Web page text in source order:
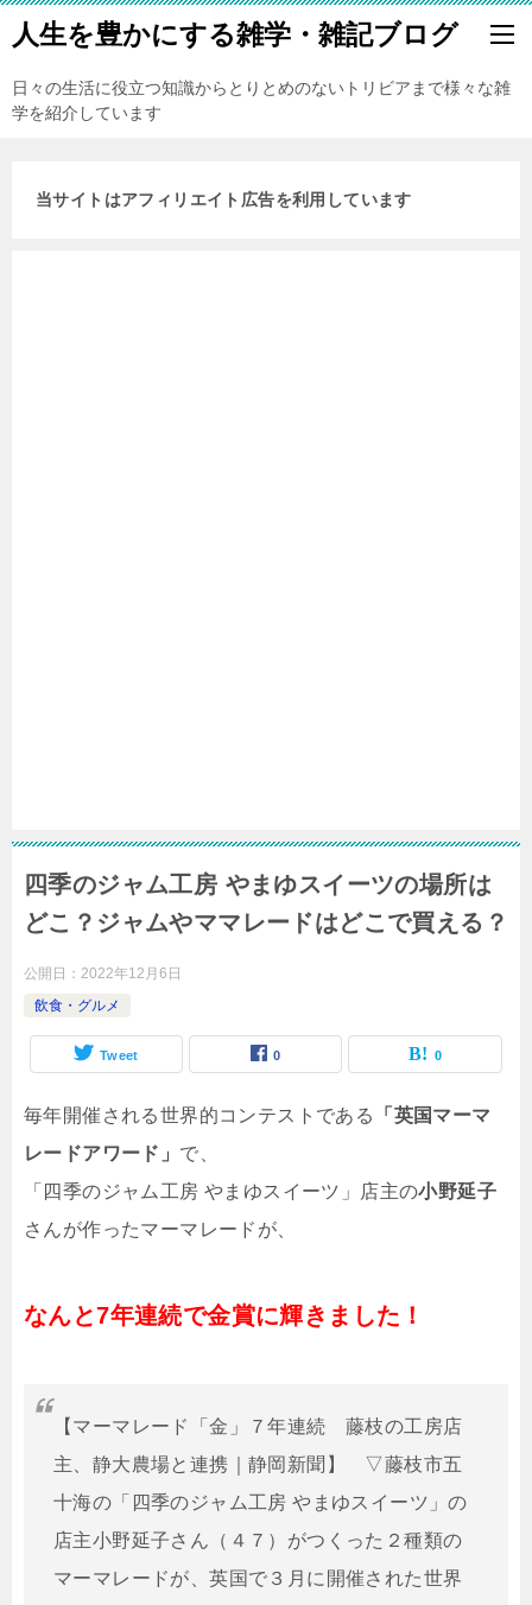
人生を豊かにする雑学・雑記ブログ
日々の生活に役立つ知識からとりとめのないトリビアまで様々な雑
学を紹介しています
当サイトはアフィリエイト広告を利用しています
四季のジャム工房 やまゆスイーツの場所は
どこ？ジャムやママレードはどこで買える？
公開日： 2022年12月6日
飲食・グルメ
Tweet 0 0
毎年開催される世界的コンテストである
「英国マーマ
レードアワード」 で、
「四季のジャム工房 やまゆスイーツ」店主の小野延子
さんが作ったマーマレードが、
なんと7年連続で金賞に輝きました！
【マーマレード「金」７年連続 藤枝の工房店
主、静大農場と連携｜静岡新聞】 ▽藤枝市五
十海の「四季のジャム工房 やまゆスイーツ」の
店主小野延子さん（４７）がつくった２種類の
マーマレードが、英国で３月に開催された世界